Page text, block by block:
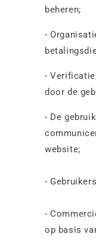
beheren;
-
-
door de
- De
website;
-
-
op basis